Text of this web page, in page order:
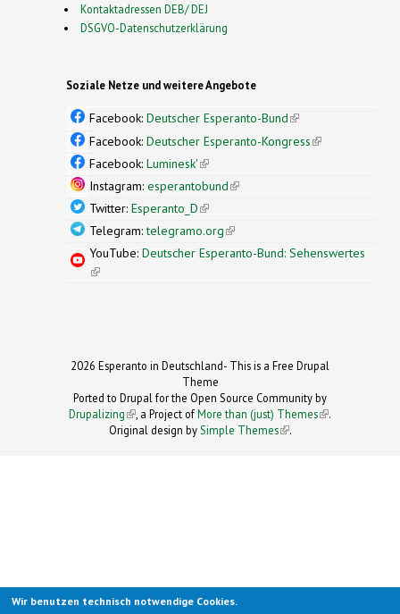
Kontaktadressen DEB/ DEJ
DSGVO-Datenschutzerklärung
Soziale Netze und weitere Angebote
Facebook: Deutscher Esperanto-Bund(link is
external)
Facebook: Deutscher Esperanto-Kongress(link is
Facebook: Luminesk'(link is external)
Instagram: esperantobund(link is external)
Twitter: Esperanto_D(link is external)
Telegram:telegramo.org(link is external)
YouTube: Deutscher Esperanto-Bund: Sehenswertes
(link is external)
2026 Esperanto in Deutschland- This is a Free Drupal
Theme
Ported to Drupal for the Open Source Community by
Drupalizing(link is external)
, a Project ofMore than (just) Themes (link is
.
Original design by Simple Themes
(link is
.
Wir benutzen technisch notwendige Cookies.